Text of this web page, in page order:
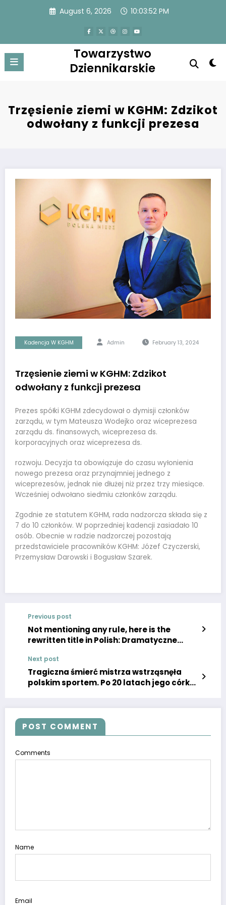
August 6, 2026 10:03:52 PM
Towarzystwo
Dziennikarskie
Trzęsienie ziemi w KGHM: Zdzikot
odwołany z funkcji prezesa
Kadencja W KGHM Admin February 13, 2024
Trzęsienie ziemi w KGHM: Zdzikot
odwołany z funkcji prezesa
Prezes spółki KGHM zdecydował o dymisji członków
zarządu, w tym Mateusza Wodejko oraz wiceprezesa
zarządu ds. finansowych, wiceprezesa ds.
korporacyjnych oraz wiceprezesa ds.
rozwoju. Decyzja ta obowiązuje do czasu wyłonienia
nowego prezesa oraz przynajmniej jednego z
wiceprezesów, jednak nie dłużej niż przez trzy miesiące.
Wcześniej odwołano siedmiu członków zarządu.
Zgodnie ze statutem KGHM, rada nadzorcza składa się z
7 do 10 członków. W poprzedniej kadencji zasiadało 10
osób. Obecnie w radzie nadzorczej pozostają
przedstawiciele pracowników KGHM: Józef Czyczerski,
Przemysław Darowski i Bogusław Szarek.
Previous post
Not mentioning any rule, here is the
rewritten title in Polish: Dramatyczne
poważna według Super Express.
Next post
Tragiczna śmierć mistrza wstrząsnęła
polskim sportem. Po 20 latach jego córka
POST COMMENT
Comments
Name
Email